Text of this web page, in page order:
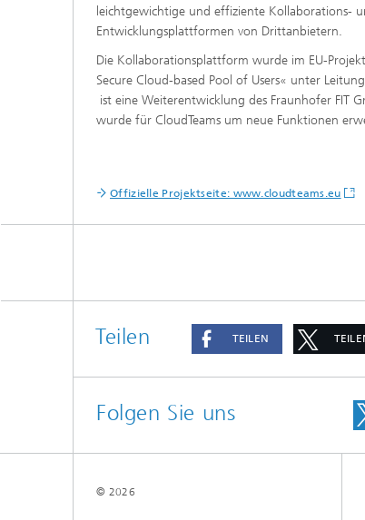
leichtgewichtige und effiziente Kollaborations-
Entwicklungsplattformen von Drittanbietern.
Die Kollaborationsplattform wurde im EU-
Secure Cloud-based Pool of Users« unter
ist eine Weiterentwicklung des Fraunhofer FIT
wurde für CloudTeams um neue Funktionen
Offizielle Projektseite: www.cloudteams.eu
Teilen TEILEN
Folgen Sie uns
© 2026